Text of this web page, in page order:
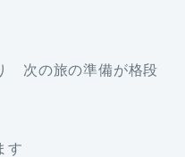
次の旅の準備が格段
す